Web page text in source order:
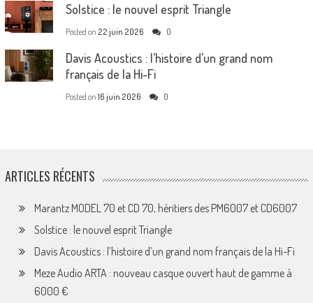
Solstice : le nouvel esprit Triangle
Posted on 22 juin 2026 0
Davis Acoustics : l’histoire d’un grand nom
français de la Hi-Fi
Posted on 16 juin 2026 0
ARTICLES RÉCENTS
Marantz MODEL 70 et CD 70, héritiers des PM6007 et CD6007
Solstice : le nouvel esprit Triangle
Davis Acoustics : l’histoire d’un grand nom français de la Hi-Fi
Meze Audio ARTA : nouveau casque ouvert haut de gamme à
6000 €